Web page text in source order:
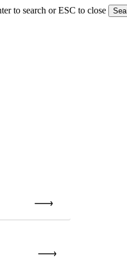
to search or ESC to close